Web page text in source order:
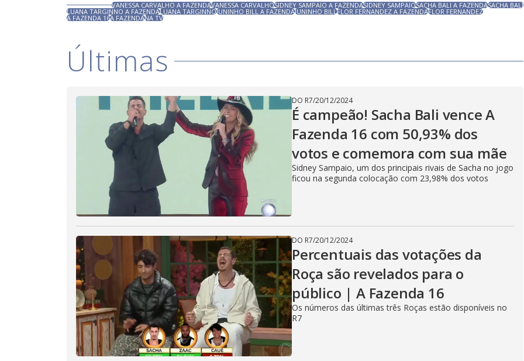
VANESSA CARVALHO A FAZENDAVANESSA CARVALHOSIDNEY SAMPAIO A FAZENDASIDNEY SAMPAIOSACHA BALI A FAZENDASACHA BALI
LUANA TARGINNO A FAZENDALUANA TARGINNOJUNINHO BILL A FAZENDAJUNINHO BILLFLOR FERNANDEZ A FAZENDAFLOR FERNANDEZ
A FAZENDA 16A FAZENDANA TV
Últimas
DO R7/20/12/2024
É campeão! Sacha Bali vence A
Fazenda 16 com 50,93% dos
votos e comemora com sua mãe
Sidney Sampaio, um dos principais rivais de Sacha no jogo
ficou na segunda colocação com 23,98% dos votos
DO R7/20/12/2024
Percentuais das votações da
Roça são revelados para o
público | A Fazenda 16
Os números das últimas três Roças estão disponíveis no
R7